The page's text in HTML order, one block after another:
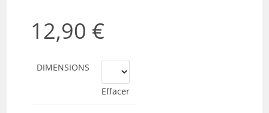
12,90 €Plage
à
DIMENSIONS
Effacer